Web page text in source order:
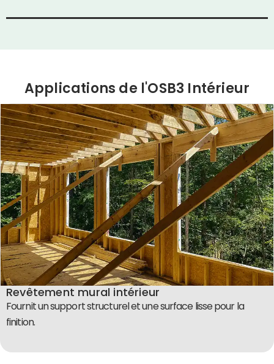
Applications de l'OSB3 Intérieur
Revêtement mural intérieur
Fournit un support structurel et une surface lisse pour la
finition.